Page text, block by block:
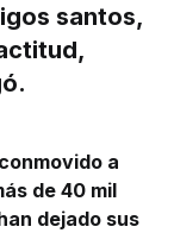
santos,
a
de 40 mil
dejado sus